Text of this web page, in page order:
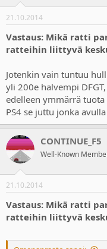
21.10.2014
Vastaus: Mikä ratti
ratteihin liittyvä
Jotenkin vain tuntuu
yli 200e halvempi
edelleen ymmärrä
PS4 se juttu jonka
CONTINUE_F5
Well-Known
21.10.2014
Vastaus: Mikä ratti
ratteihin liittyvä